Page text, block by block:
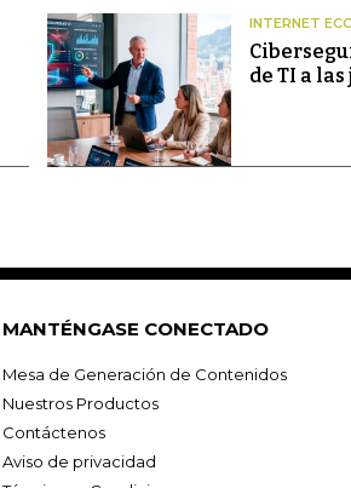
INTERNET
de TI a
MANTÉNGASE CONECTADO
Mesa de Generación de Contenidos
Nuestros Productos
Contáctenos
Aviso de privacidad